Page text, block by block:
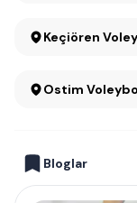
Keçiören
Ostim
Bloglar